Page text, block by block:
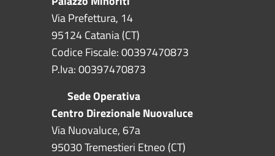
Via Prefettura, 14
95124 Catania (CT)
Codice Fiscale: 00397470873
P.Iva: 00397470873
Sede Operativa
Centro Direzionale Nuovaluce
Via Nuovaluce, 67a
95030 Tremestieri Etneo (CT)